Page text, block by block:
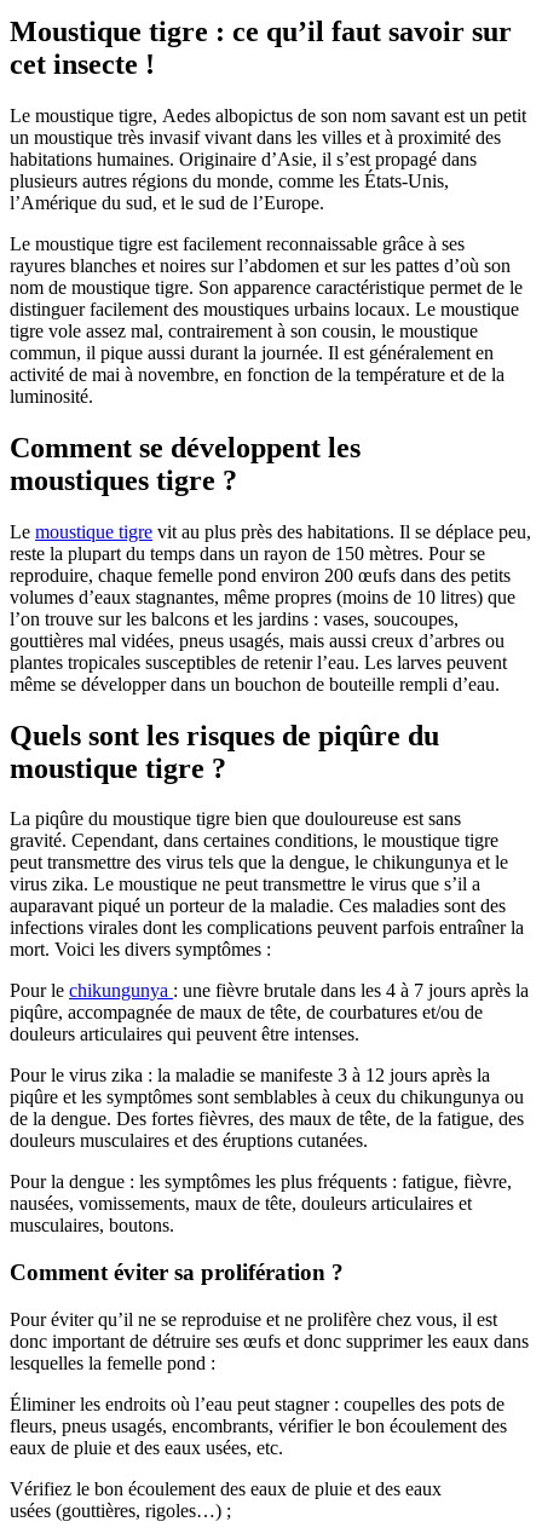
Moustique tigre : ce qu’il faut savoir sur
cet insecte !
Le moustique tigre, Aedes albopictus de son nom savant est un petit
un moustique très invasif vivant dans les villes et à proximité des
habitations humaines. Originaire d’Asie, il s’est propagé dans
plusieurs autres régions du monde, comme les États-Unis,
l’Amérique du sud, et le sud de l’Europe.
Le moustique tigre est facilement reconnaissable grâce à ses
rayures blanches et noires sur l’abdomen et sur les pattes d’où son
nom de moustique tigre. Son apparence caractéristique permet de le
distinguer facilement des moustiques urbains locaux. Le moustique
tigre vole assez mal, contrairement à son cousin, le moustique
commun, il pique aussi durant la journée. Il est généralement en
activité de mai à novembre, en fonction de la température et de la
luminosité.
Comment se développent les
moustiques tigre ?
Le moustique tigre vit au plus près des habitations. Il se déplace peu,
reste la plupart du temps dans un rayon de 150 mètres. Pour se
reproduire, chaque femelle pond environ 200 œufs dans des petits
volumes d’eaux stagnantes, même propres (moins de 10 litres) que
l’on trouve sur les balcons et les jardins : vases, soucoupes,
gouttières mal vidées, pneus usagés, mais aussi creux d’arbres ou
plantes tropicales susceptibles de retenir l’eau. Les larves peuvent
même se développer dans un bouchon de bouteille rempli d’eau.
Quels sont les risques de piqûre du
moustique tigre ?
La piqûre du moustique tigre bien que douloureuse est sans
gravité. Cependant, dans certaines conditions, le moustique tigre
peut transmettre des virus tels que la dengue, le chikungunya et le
virus zika. Le moustique ne peut transmettre le virus que s’il a
auparavant piqué un porteur de la maladie. Ces maladies sont des
infections virales dont les complications peuvent parfois entraîner la
mort. Voici les divers symptômes :
Pour le chikungunya : une fièvre brutale dans les 4 à 7 jours après la
piqûre, accompagnée de maux de tête, de courbatures et/ou de
douleurs articulaires qui peuvent être intenses.
Pour le virus zika : la maladie se manifeste 3 à 12 jours après la
piqûre et les symptômes sont semblables à ceux du chikungunya ou
de la dengue. Des fortes fièvres, des maux de tête, de la fatigue, des
douleurs musculaires et des éruptions cutanées.
Pour la dengue : les symptômes les plus fréquents : fatigue, fièvre,
nausées, vomissements, maux de tête, douleurs articulaires et
musculaires, boutons.
Comment éviter sa prolifération ?
Pour éviter qu’il ne se reproduise et ne prolifère chez vous, il est
donc important de détruire ses œufs et donc supprimer les eaux dans
lesquelles la femelle pond :
Éliminer les endroits où l’eau peut stagner : coupelles des pots de
fleurs, pneus usagés, encombrants, vérifier le bon écoulement des
eaux de pluie et des eaux usées, etc.
Vérifiez le bon écoulement des eaux de pluie et des eaux
usées (gouttières, rigoles…) ;